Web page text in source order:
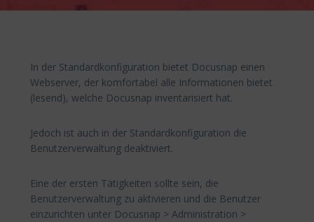
In der Standardkonfiguration bietet Docusnap einen
Webserver, der komfortabel alle Informationen bietet
(lesend), welche Docusnap inventarisiert hat.
Jedoch ist auch in der Standardkonfiguration die
Benutzerverwaltung deaktiviert.
Eine der ersten Tätigkeiten sollte sein, die
Benutzerverwaltung zu aktivieren und die Benutzer
einzurichten unter Docusnap > Administration >